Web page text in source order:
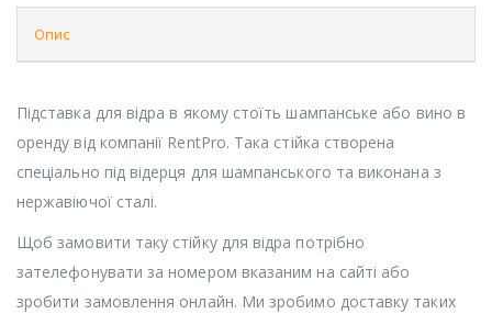
Опис
Підставка для відра в якому стоїть шампанське або вино в
оренду від компанії RentPro. Така стійка створена
спеціально під відерця для шампанського та виконана з
нержавіючої сталі.
Щоб замовити таку стійку для відра потрібно
зателефонувати за номером вказаним на сайті або
зробити замовлення онлайн. Ми зробимо доставку таких